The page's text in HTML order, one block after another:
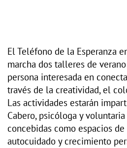
El Teléfono de la Esperanza
marcha dos talleres de
persona interesada en
través de la creatividad, el
Las actividades estarán
Cabero, psicóloga y
concebidas como espacios
autocuidado y crecimiento